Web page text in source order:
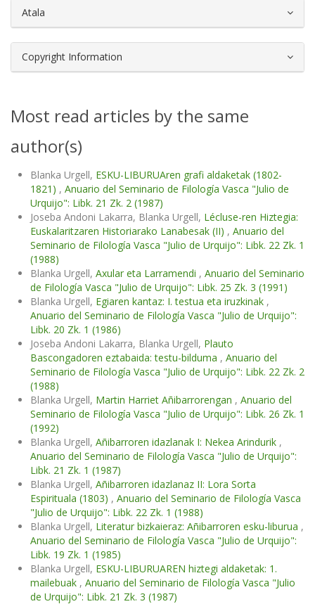
Atala
Copyright Information
Most read articles by the same
author(s)
Blanka Urgell, ESKU-LIBURUAren grafi aldaketak (1802-
1821) , Anuario del Seminario de Filología Vasca "Julio de
Urquijo": Libk. 21 Zk. 2 (1987)
Joseba Andoni Lakarra, Blanka Urgell, Lécluse-ren Hiztegia:
Euskalaritzaren Historiarako Lanabesak (II) , Anuario del
Seminario de Filología Vasca "Julio de Urquijo": Libk. 22 Zk. 1
(1988)
Blanka Urgell, Axular eta Larramendi , Anuario del Seminario
de Filología Vasca "Julio de Urquijo": Libk. 25 Zk. 3 (1991)
Blanka Urgell, Egiaren kantaz: I. testua eta iruzkinak ,
Anuario del Seminario de Filología Vasca "Julio de Urquijo":
Libk. 20 Zk. 1 (1986)
Joseba Andoni Lakarra, Blanka Urgell, Plauto
Bascongadoren eztabaida: testu-bilduma , Anuario del
Seminario de Filología Vasca "Julio de Urquijo": Libk. 22 Zk. 2
(1988)
Blanka Urgell, Martin Harriet Añibarrorengan , Anuario del
Seminario de Filología Vasca "Julio de Urquijo": Libk. 26 Zk. 1
(1992)
Blanka Urgell, Añibarroren idazlanak I: Nekea Arindurik ,
Anuario del Seminario de Filología Vasca "Julio de Urquijo":
Libk. 21 Zk. 1 (1987)
Blanka Urgell, Añibarroren idazlanaz II: Lora Sorta
Espirituala (1803) , Anuario del Seminario de Filología Vasca
"Julio de Urquijo": Libk. 22 Zk. 1 (1988)
Blanka Urgell, Literatur bizkaieraz: Añibarroren esku-liburua ,
Anuario del Seminario de Filología Vasca "Julio de Urquijo":
Libk. 19 Zk. 1 (1985)
Blanka Urgell, ESKU-LIBURUAREN hiztegi aldaketak: 1.
mailebuak , Anuario del Seminario de Filología Vasca "Julio
de Urquijo": Libk. 21 Zk. 3 (1987)